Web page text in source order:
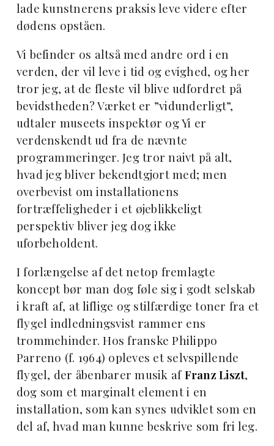
lade kunstnerens praksis leve videre efter
dødens opståen.
Vi befinder os altså med andre ord i en
verden, der vil leve i tid og evighed, og her
tror jeg, at de fleste vil blive udfordret på
bevidstheden? Værket er ”vidunderligt”,
udtaler museets inspektør og Yi er
verdenskendt ud fra de nævnte
programmeringer. Jeg tror naivt på alt,
hvad jeg bliver bekendtgjort med; men
overbevist om installationens
fortræffeligheder i et øjeblikkeligt
perspektiv bliver jeg dog ikke
uforbeholdent.
I forlængelse af det netop fremlagte
koncept bør man dog føle sig i godt selskab
i kraft af, at liflige og stilfærdige toner fra et
flygel indledningsvist rammer ens
trommehinder. Hos franske Philippo
Parreno (f. 1964) opleves et selvspillende
flygel, der åbenbarer musik af Franz Liszt,
dog som et marginalt element i en
installation, som kan synes udviklet som en
del af, hvad man kunne beskrive som fri leg.